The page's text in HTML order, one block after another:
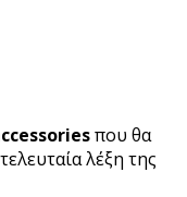
που θα
λέξη της